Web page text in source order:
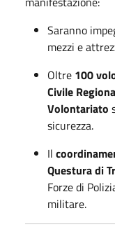
Saranno
mezzi e
Oltre 100
Civile
Volontariato
sicurezza.
Il
Questura di
Forze di
militare.